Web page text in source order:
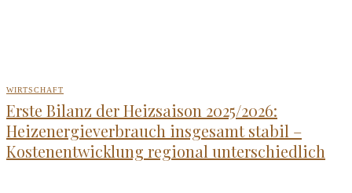
WIRTSCHAFT
Erste Bilanz der Heizsaison 2025/2026:
Heizenergieverbrauch insgesamt stabil –
Kostenentwicklung regional unterschiedlich